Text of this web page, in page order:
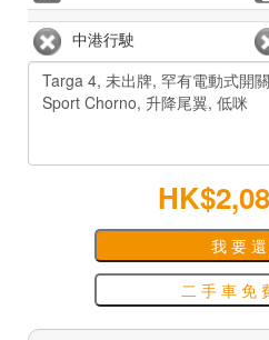
中港行駛
我 要
二 手 車 免